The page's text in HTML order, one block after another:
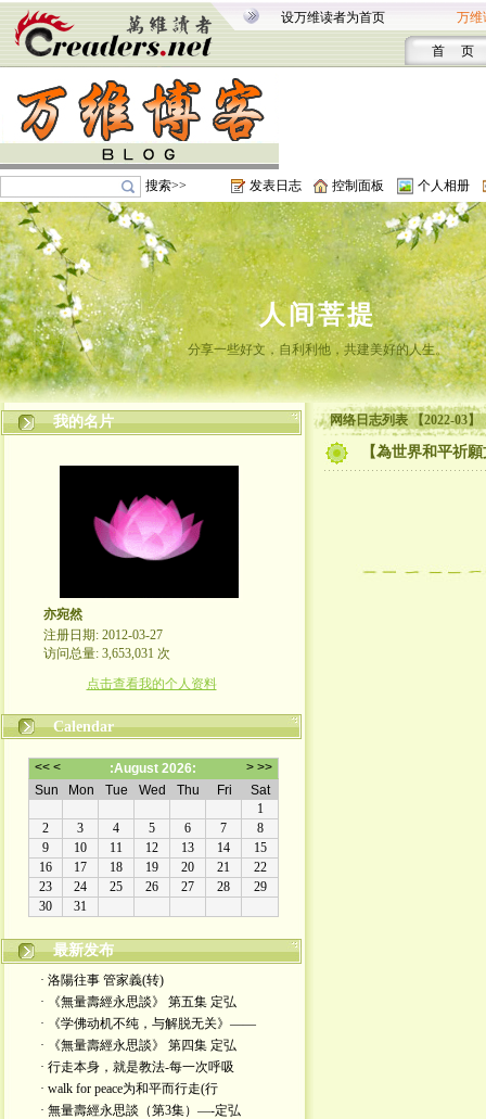
设万维读者为首页 万维
首 页
搜索>> 发表日志 控制面板 个人相册
人间菩提
分享一些好文，自利利他，共建美好的人生。
我的名片
亦宛然
注册日期: 2012-03-27
访问总量: 3,653,031 次
点击查看我的个人资料
Calendar
最新发布
· 洛陽往事 管家義(转)
· 《無量壽經永思談》 第五集 定弘
· 《学佛动机不纯，与解脱无关》——
· 《無量壽經永思談》 第四集 定弘
· 行走本身，就是教法-每一次呼吸
· walk for peace为和平而行走(行
· 無量壽經永思談（第3集）—-定弘
网络日志列表 【2022-03】
【為世界和平祈